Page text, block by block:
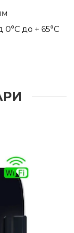
0°С до + 65°С